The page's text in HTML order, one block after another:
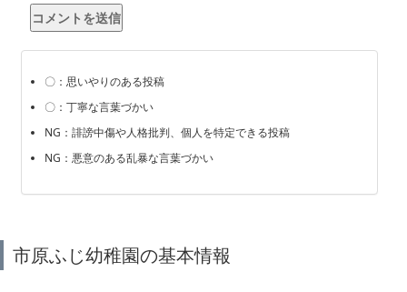
〇：思いやりのある投稿
〇：丁寧な言葉づかい
NG：誹謗中傷や人格批判、個人を特定できる投稿
NG：悪意のある乱暴な言葉づかい
市原ふじ幼稚園の基本情報